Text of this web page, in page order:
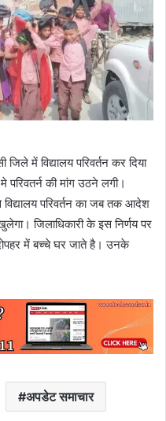
में विद्यालय परिवर्तन कर दिया
परिवतर्न की मांग उठने लगी।
विद्यालय परिवर्तन का जब तक आदेश
जिलाधिकारी के इस निर्णय पर
में बच्चे घर जाते है। उनके
अपडेट समाचार